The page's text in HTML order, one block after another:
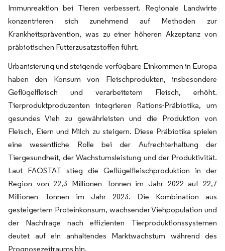
Immunreaktion bei Tieren verbessert. Regionale Landwirte
konzentrieren sich zunehmend auf Methoden zur
Krankheitsprävention, was zu einer höheren Akzeptanz von
präbiotischen Futterzusatzstoffen führt.
Urbanisierung und steigende verfügbare Einkommen in Europa
haben den Konsum von Fleischprodukten, insbesondere
Geflügelfleisch und verarbeitetem Fleisch, erhöht.
Tierproduktproduzenten integrieren Rations-Präbiotika, um
gesundes Vieh zu gewährleisten und die Produktion von
Fleisch, Eiern und Milch zu steigern. Diese Präbiotika spielen
eine wesentliche Rolle bei der Aufrechterhaltung der
Tiergesundheit, der Wachstumsleistung und der Produktivität.
Laut FAOSTAT stieg die Geflügelfleischproduktion in der
Region von 22,3 Millionen Tonnen im Jahr 2022 auf 22,7
Millionen Tonnen im Jahr 2023. Die Kombination aus
gesteigertem Proteinkonsum, wachsender Viehpopulation und
der Nachfrage nach effizienten Tierproduktionssystemen
deutet auf ein anhaltendes Marktwachstum während des
Prognosezeitraums hin.